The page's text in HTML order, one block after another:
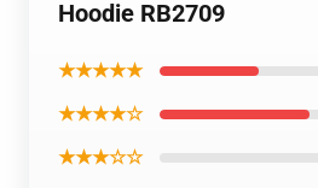
Hoodie RB2709
★★★★★
★★★★☆
★★★☆☆